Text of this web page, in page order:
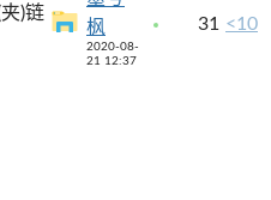
)链
枫
2020-08-
21 12:37
31 <10